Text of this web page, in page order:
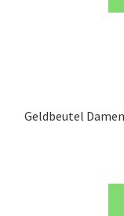
Geldbeutel